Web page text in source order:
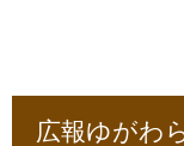
広報ゆがわ